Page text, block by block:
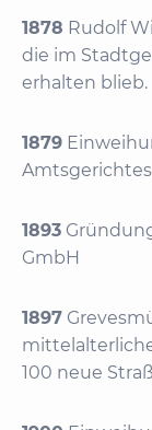
1878 Rudolf
die im
erhalten blieb.
1879
1893
GmbH
1897
100 neue